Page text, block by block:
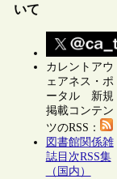
いて
カレントアウ
ェアネス・ポ
ータル 新規
掲載コンテン
ツのRSS：
図書館関係雑
誌目次RSS集
（国内）